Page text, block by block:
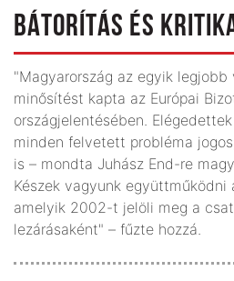
BÁTORÍTÁS ÉS
"Magyarország az egyik
minősítést kapta az Európai
országjelentésében.
minden felvetett probléma
is – mondta Juhász End-re
Készek vagyunk együttműködni
amelyik 2002-t jelöli meg a
lezárásaként" – fűzte hozzá.